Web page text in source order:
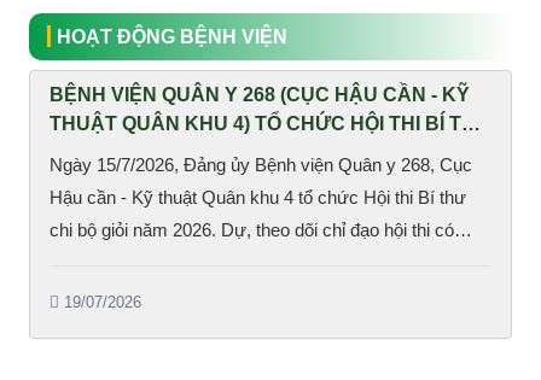
HOẠT ĐỘNG BỆNH VIỆN
BỆNH VIỆN QUÂN Y 268 (CỤC HẬU CẦN - KỸ
THUẬT QUÂN KHU 4) TỔ CHỨC HỘI THI BÍ THƯ
CHI BỘ GIỎI NĂM 2026
Ngày 15/7/2026, Đảng ủy Bệnh viện Quân y 268, Cục
Hậu cần - Kỹ thuật Quân khu 4 tổ chức Hội thi Bí thư
chi bộ giỏi năm 2026. Dự, theo dõi chỉ đạo hội thi có
Phó Giám đốc Bệnh viện, Trưởng ban Tổ chức hội thi;
19/07/2026